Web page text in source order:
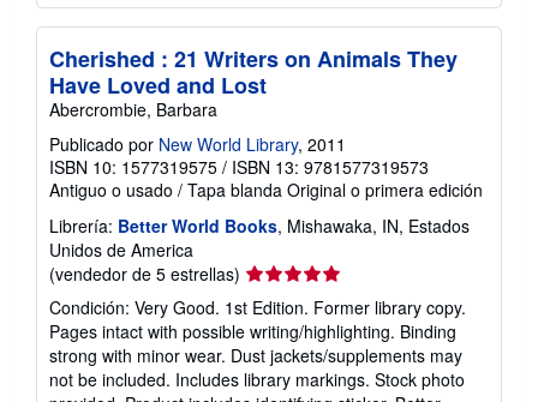
Cherished : 21 Writers on Animals They
Have Loved and Lost
Abercrombie, Barbara
Publicado por New World Library, 2011
ISBN 10: 1577319575 / ISBN 13: 9781577319573
Antiguo o usado / Tapa blanda Original o primera edición
Librería: Better World Books, Mishawaka, IN, Estados
Unidos de America
(vendedor de 5 estrellas) Calificación
del
vendedor:
5
de
5
Condición: Very Good. 1st Edition. Former library copy.
Pages intact with possible writing/highlighting. Binding
strong with minor wear. Dust jackets/supplements may
not be included. Includes library markings. Stock photo